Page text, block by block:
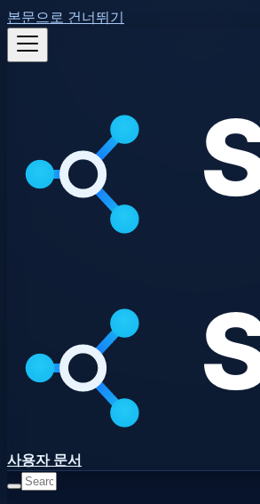
본문으로 건너뛰기
사용자 문서